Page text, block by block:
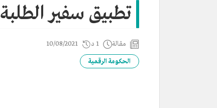
تطبيق سفير الطلبة
مقالة 1 د 10/08/2021
الحكومة الرقمية